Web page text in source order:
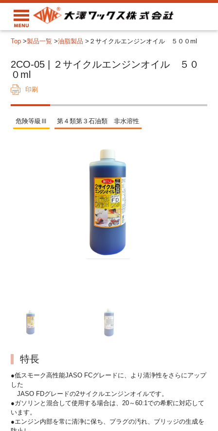
Top >製品一覧 >油脂製品 > ２サイクルエンジンオイル ５００ml
2CO-05 | ２サイクルエンジンオイル ５０
０ml
印刷
危険等級Ⅲ 第４類第３石油類 非水溶性
特長
●低スモーク高性能JASO FCグレードに、より清浄性をさらにアップ
した
JASO FDグレードの2サイクルエンジンオイルです。
●ガソリンと混合して使用する場合は、20～60:1での希釈に対応して
います。
●エンジン内部を常に清浄に保ち、プラグの汚れ、ブリッジの生成を